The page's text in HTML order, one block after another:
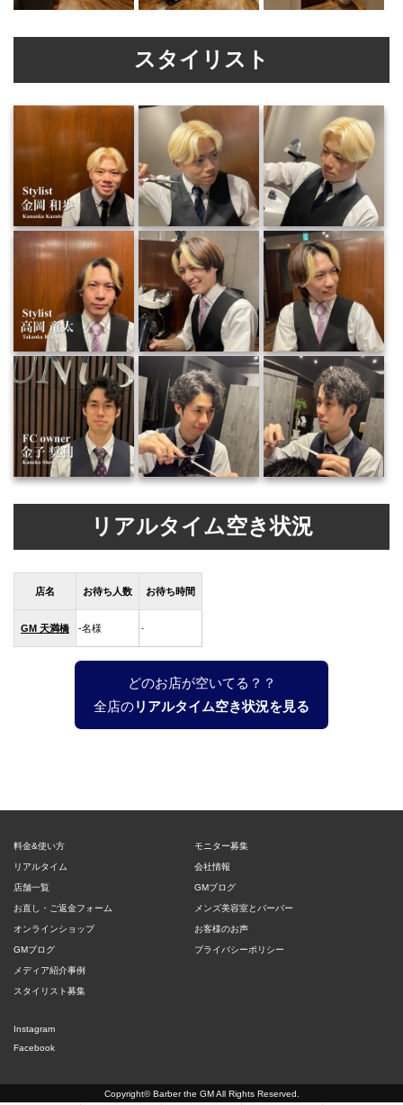
スタイリスト
リアルタイム空き状況
店名 お待ち人数 お待ち時間
GM 天満橋 -名様 -
どのお店が空いてる？？
全店のリアルタイム空き状況を見る
料金&使い方
リアルタイム
店舗一覧
お直し・ご返金フォーム
オンラインショップ
GMブログ
メディア紹介事例
スタイリスト募集
モニター募集
会社情報
GMブログ
メンズ美容室とバーバー
お客様のお声
プライバシーポリシー
Instagram
Facebook
Copyright©Barber the GMAll Rights Reserved.